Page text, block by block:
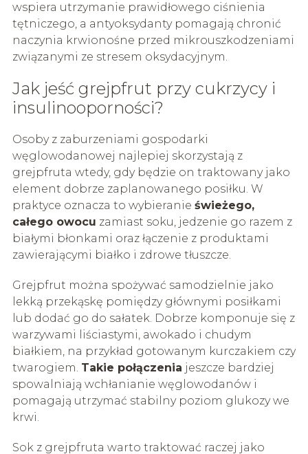
wspiera utrzymanie prawidłowego ciśnienia
tętniczego, a antyoksydanty pomagają chronić
naczynia krwionośne przed mikrouszkodzeniami
związanymi ze stresem oksydacyjnym.
Jak jeść grejpfrut przy cukrzycy i
insulinooporności?
Osoby z zaburzeniami gospodarki
węglowodanowej najlepiej skorzystają z
grejpfruta wtedy, gdy będzie on traktowany jako
element dobrze zaplanowanego posiłku. W
praktyce oznacza to wybieranie świeżego,
całego owocu zamiast soku, jedzenie go razem z
białymi błonkami oraz łączenie z produktami
zawierającymi białko i zdrowe tłuszcze.
Grejpfrut można spożywać samodzielnie jako
lekką przekąskę pomiędzy głównymi posiłkami
lub dodać go do sałatek. Dobrze komponuje się z
warzywami liściastymi, awokado i chudym
białkiem, na przykład gotowanym kurczakiem czy
twarogiem. Takie połączenia jeszcze bardziej
spowalniają wchłanianie węglowodanów i
pomagają utrzymać stabilny poziom glukozy we
krwi.
Sok z grejpfruta warto traktować raczej jako